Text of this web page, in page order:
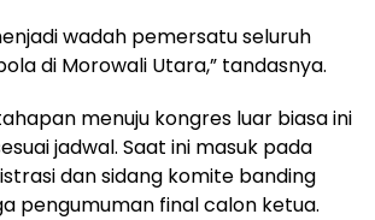
wadah pemersatu seluruh
di Morowali Utara,” tandasnya.
menuju kongres luar biasa ini
jadwal. Saat ini masuk pada
dan sidang komite banding
pengumuman final calon ketua.